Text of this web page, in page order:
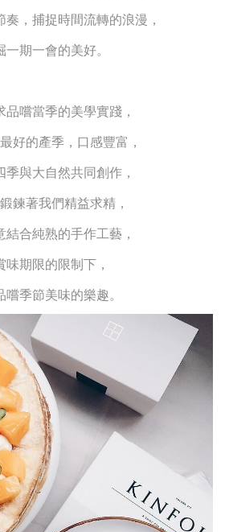
奏，捕捉時間流轉的浪漫，
一期一會的美好。
品嚐當季的美學實踐，
好的產季，口感豐富，
季與大自然共同創作，
鍊著我們精益求精，
結合純熟的手作工藝，
味期限的限制下，
嚐季節美味的樂趣。